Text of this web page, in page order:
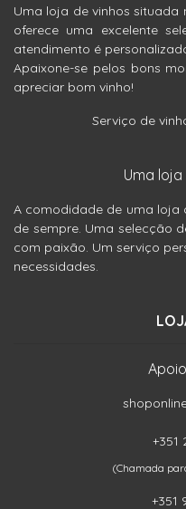
Uma loja de vinhos
oferece uma excelente
atendimento é
Apaixone-se pelos bons
apreciar bom vinho!
Serviço de
Uma
A comodidade de uma loja
de sempre. Uma selecção
com paixão. Um serviço
necessidades.
+351
(Chamada
+351